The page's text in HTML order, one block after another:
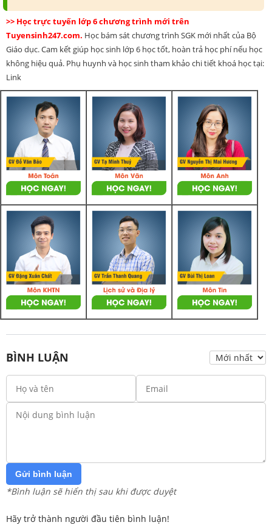
>> Học trực tuyến lớp 6 chương trình mới trên
Tuyensinh247.com. Học bám sát chương trình SGK mới nhất của Bộ
Giáo dục. Cam kết giúp học sinh lớp 6 học tốt, hoàn trả học phí nếu học
không hiệu quả. Phụ huynh và học sinh tham khảo chi tiết khoá học tại:
Link
BÌNH LUẬN
Gửi bình luận
*Bình luận sẽ hiển thị sau khi được duyệt
Hãy trở thành người đầu tiên bình luận!